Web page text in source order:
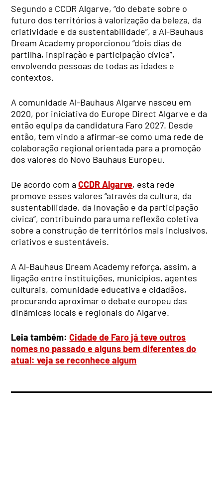
Segundo a CCDR Algarve, “do debate sobre o
futuro dos territórios à valorização da beleza, da
criatividade e da sustentabilidade”, a Al-Bauhaus
Dream Academy proporcionou “dois dias de
partilha, inspiração e participação cívica”,
envolvendo pessoas de todas as idades e
contextos.
A comunidade Al-Bauhaus Algarve nasceu em
2020, por iniciativa do Europe Direct Algarve e da
então equipa da candidatura Faro 2027. Desde
então, tem vindo a afirmar-se como uma rede de
colaboração regional orientada para a promoção
dos valores do Novo Bauhaus Europeu.
De acordo com aCCDR Algarve, esta rede
promove esses valores “através da cultura, da
sustentabilidade, da inovação e da participação
cívica”, contribuindo para uma reflexão coletiva
sobre a construção de territórios mais inclusivos,
criativos e sustentáveis.
A Al-Bauhaus Dream Academy reforça, assim, a
ligação entre instituições, municípios, agentes
culturais, comunidade educativa e cidadãos,
procurando aproximar o debate europeu das
dinâmicas locais e regionais do Algarve.
Leia também:Cidade de Faro já teve outros
nomes no passado e alguns bem diferentes do
atual: veja se reconhece algum